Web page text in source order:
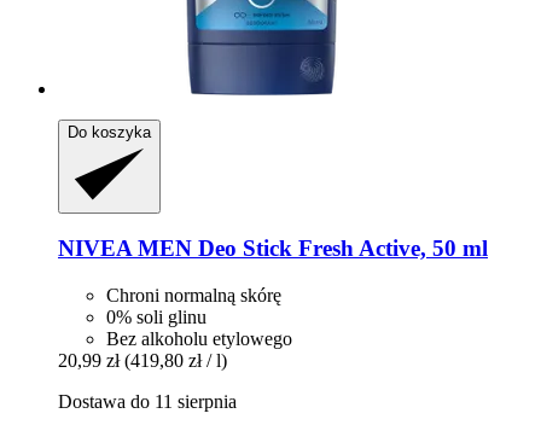
Do koszyka
NIVEAMEN Deo Stick Fresh Active, 50 ml
Chroni normalną skórę
0% soli glinu
Bez alkoholu etylowego
20,99 zł (419,80 zł / l)
Dostawa do 11 sierpnia